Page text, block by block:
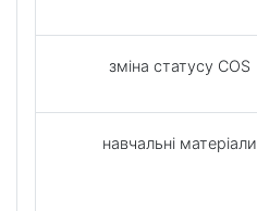
зміна статусу COS
навчальні матеріали